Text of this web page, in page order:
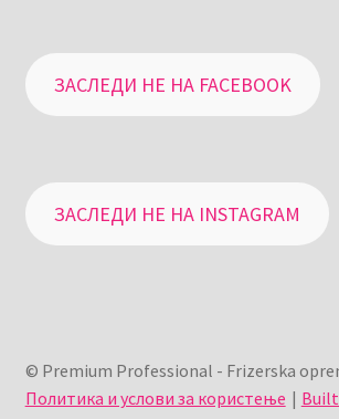
ЗАСЛЕДИ НЕ НА FACEBOOK
ЗАСЛЕДИ НЕ НА INSTAGRAM
© Premium Professional - Frizerska
Политика и услови за користење